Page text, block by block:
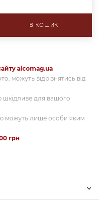
В КОШИК
alcomag.ua
можуть відрізнятись від
для вашого
можуть лише особи яким
грн